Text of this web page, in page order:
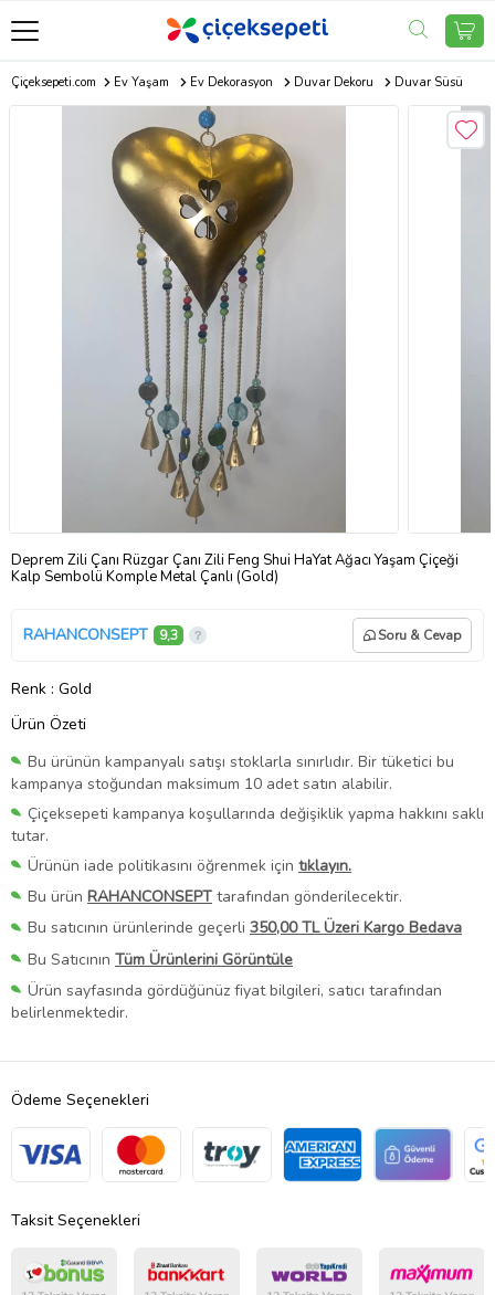
Çiçeksepeti.com Ev Yaşam Ev Dekorasyon Duvar Dekoru Duvar Süsü
Deprem Zili Çanı Rüzgar Çanı Zili Feng Shui HaYat Ağacı Yaşam Çiçeği
Kalp Sembolü Komple Metal Çanlı (Gold)
RAHANCONSEPT 9,3 Soru & Cevap
Renk : Gold
Ürün Özeti
Bu ürünün kampanyalı satışı stoklarla sınırlıdır. Bir tüketici bu
kampanya stoğundan maksimum 10 adet satın alabilir.
Çiçeksepeti kampanya koşullarında değişiklik yapma hakkını saklı
tutar.
Ürünün iade politikasını öğrenmek için tıklayın.
Bu ürün RAHANCONSEPT tarafından gönderilecektir.
Bu satıcının ürünlerinde geçerli 350,00 TL Üzeri Kargo Bedava
Bu Satıcının Tüm Ürünlerini Görüntüle
Ürün sayfasında gördüğünüz fiyat bilgileri, satıcı tarafından
belirlenmektedir.
Ödeme Seçenekleri
Taksit Seçenekleri